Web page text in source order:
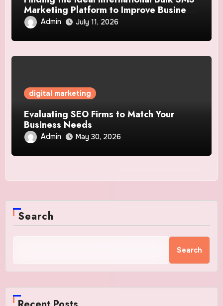
Marketing Platform to Improve Business
Communication Strategies
Admin July 11, 2026
digital marketing
Evaluating SEO Firms to Match Your
Business Needs
Admin May 30, 2026
Search
Search